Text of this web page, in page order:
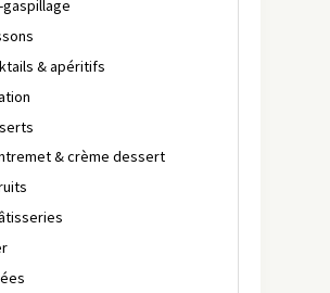
gaspillage
& apéritifs
& crème dessert